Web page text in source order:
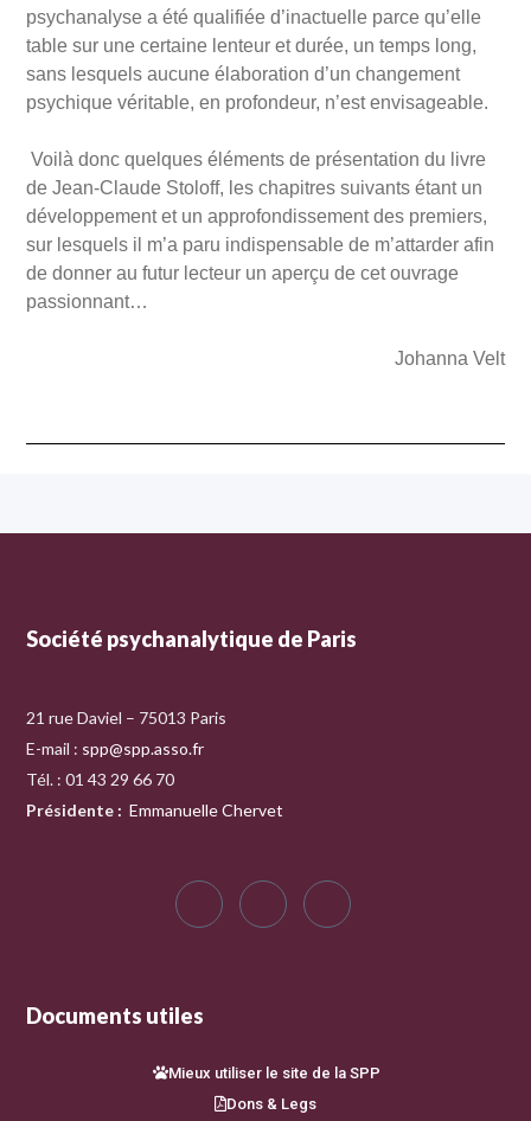
psychanalyse a été qualifiée d’inactuelle parce qu’elle
table sur une certaine lenteur et durée, un temps long,
sans lesquels aucune élaboration d’un changement
psychique véritable, en profondeur, n’est envisageable.
Voilà donc quelques éléments de présentation du livre
de Jean-Claude Stoloff, les chapitres suivants étant un
développement et un approfondissement des premiers,
sur lesquels il m’a paru indispensable de m’attarder afin
de donner au futur lecteur un aperçu de cet ouvrage
passionnant…
Johanna Velt
Société psychanalytique de Paris
21 rue Daviel – 75013 Paris
E-mail : spp@spp.asso.fr
Tél. : 01 43 29 66 70
Présidente : Emmanuelle Chervet
Documents utiles
Mieux utiliser le site de la SPP
Dons & Legs